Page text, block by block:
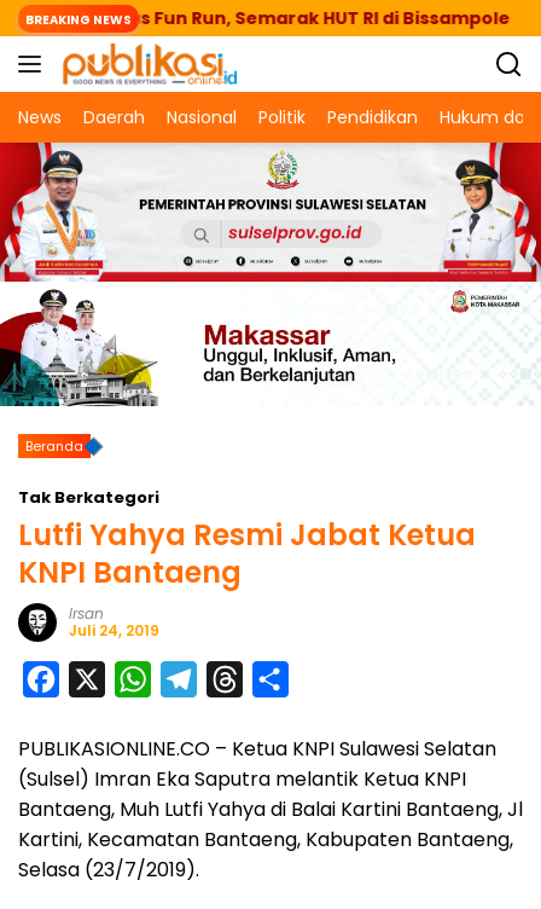
Langsung
ke
konten
BREAKING NEWS
Lepas Fun Run, Semarak HUT RI di Bissampole
News Daerah Nasional Politik Pendidikan Hukum dan
Beranda
Tak Berkategori
Lutfi Yahya Resmi Jabat Ketua
KNPI Bantaeng
Irsan
Juli 24, 2019
c
e
b
o
W
a
t
s
A
l
e
g
r
e
a
a
r
e
PUBLIKASIONLINE.CO – Ketua KNPI Sulawesi Selatan
(Sulsel) Imran Eka Saputra melantik Ketua KNPI
Bantaeng, Muh Lutfi Yahya di Balai Kartini Bantaeng, Jl
Kartini, Kecamatan Bantaeng, Kabupaten Bantaeng,
Selasa (23/7/2019).